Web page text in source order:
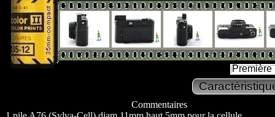
Première
Commentaires